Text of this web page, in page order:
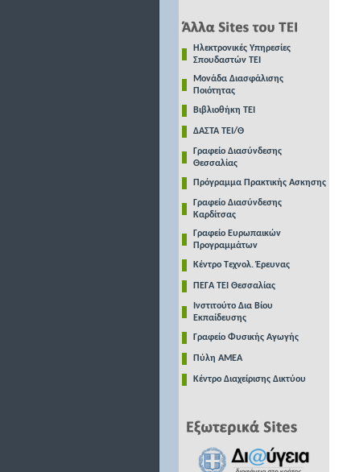
Ηλεκτρονικές Υπηρεσίες
Σπουδαστών ΤΕΙ
Μονάδα Διασφάλισης
Ποιότητας
Βιβλιοθήκη ΤΕΙ
ΔΑΣΤΑ ΤΕΙ/Θ
Γραφείο Διασύνδεσης
Θεσσαλίας
Πρόγραμμα Πρακτικής Ασκησης
Γραφείο Διασύνδεσης
Καρδίτσας
Γραφείο Ευρωπαικών
Προγραμμάτων
Κέντρο Τεχνολ. Έρευνας
ΠΕΓΑ ΤΕΙ Θεσσαλίας
Ινστιτούτο Δια Βίου
Εκπαίδευσης
Γραφείο Φυσικής Αγωγής
Πύλη ΑΜΕΑ
Κέντρο Διαχείρισης Δικτύου